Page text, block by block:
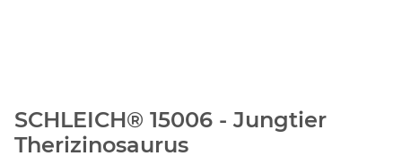
SCHLEICH® 15006 - Jungtier
Therizinosaurus